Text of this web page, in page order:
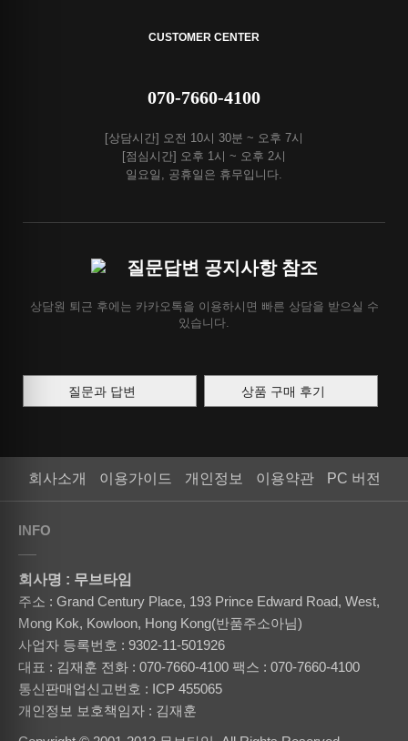
CUSTOMER CENTER
070-7660-4100
[상담시간] 오전 10시 30분 ~ 오후 7시
[점심시간] 오후 1시 ~ 오후 2시
일요일, 공휴일은 휴무입니다.
질문답변 공지사항 참조
상담원 퇴근 후에는 카카오톡을 이용하시면 빠른 상담을 받으실 수
있습니다.
질문과 답변 상품 구매 후기
회사소개 이용가이드 개인정보 이용약관 PC 버전
INFO
회사명 : 무브타임
주소 : Grand Century Place, 193 Prince Edward Road, West,
Mong Kok, Kowloon, Hong Kong(반품주소아님)
사업자 등록번호 : 9302-11-501926
대표 : 김재훈 전화 : 070-7660-4100 팩스 : 070-7660-4100
통신판매업신고번호 : ICP 455065
개인정보 보호책임자 : 김재훈